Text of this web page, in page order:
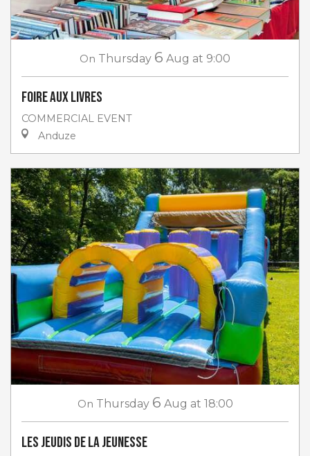
On Thursday 6 Aug at 9:00
Foire aux livres
COMMERCIAL EVENT
Anduze
On Thursday 6 Aug at 18:00
Les jeudis de la jeunesse